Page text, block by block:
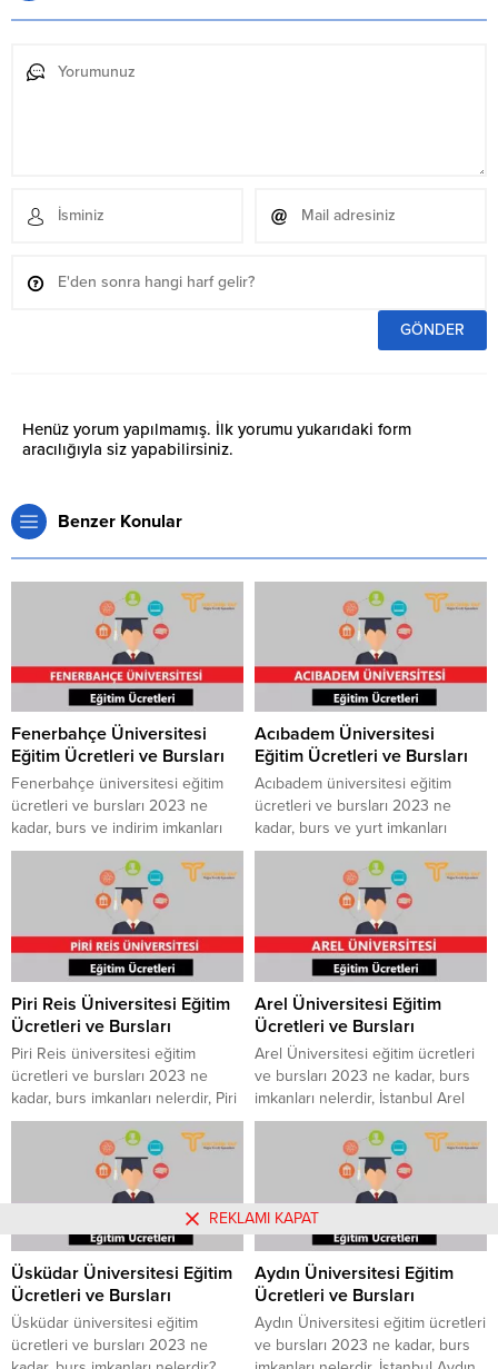
Henüz yorum yapılmamış. İlk yorumu yukarıdaki form
aracılığıyla siz yapabilirsiniz.
Benzer Konular
Fenerbahçe Üniversitesi
Eğitim Ücretleri ve Bursları
Fenerbahçe üniversitesi eğitim
ücretleri ve bursları 2023 ne
kadar, burs ve indirim imkanları
nelerdir, Fenerbahçe
üniversitesinde yer alan bölümler
nelerdir gibi merak edilen konular
hakkında sizlere bu yazımızda en
güncel bilgileri verdik. OSTİM
Teknik Üniversitesi Eğitim
Ücretleri ve Bursları Fenerbahçe
Üniversitesi Eğitim Ücretleri ve
Bursları Tercihiniyap Forum
Tekrar Aktif Tıklayın...
Acıbadem Üniversitesi
Eğitim Ücretleri ve Bursları
Acıbadem üniversitesi eğitim
ücretleri ve bursları 2023 ne
kadar, burs ve yurt imkanları
nelerdir, Acıbadem
üniversitesinde yer alan bölümler
nelerdir, ön lisans ve lisans kayıt
ücreti ne kadardır gibi merak
edilen konular hakkında sizlere
bu yazımızda en güncel bilgileri
verdik. Alanya HEP Üniversitesi
Eğitim Ücretleri ve Bursları
Acıbadem Üniversitesi Eğitim...
Piri Reis Üniversitesi Eğitim
Ücretleri ve Bursları
Piri Reis üniversitesi eğitim
ücretleri ve bursları 2023 ne
kadar, burs imkanları nelerdir, Piri
Reis üniversitesi denizcilik
fakültesi indirimi, ön lisans ve
lisans kayıt ücreti nelerdir gibi
merak edilen konular hakkında
sizlere bu yazımızda en güncel
bilgileri verdik. Nişantaşı
Üniversitesi Eğitim Ücretleri ve
Bursları Piri Reis Üniversitesi
Eğitim Ücretleri ve...
Arel Üniversitesi Eğitim
Ücretleri ve Bursları
Arel Üniversitesi eğitim ücretleri
ve bursları 2023 ne kadar, burs
imkanları nelerdir, İstanbul Arel
Üniversitesi Yurt ücretleri, ön
lisans ve lisans kayıt ücreti ne
kadardır gibi merak edilen
konular hakkında sizlere bu
yazımızda en güncel bilgileri
verdik. Bilkent Üniversitesi Eğitim
Ücretleri ve Bursları Arel
Üniversitesi Eğitim Ücretleri ve
Bursları Tercihiniyap...
Üsküdar Üniversitesi Eğitim
Ücretleri ve Bursları
Üsküdar üniversitesi eğitim
ücretleri ve bursları 2023 ne
Aydın Üniversitesi Eğitim
Ücretleri ve Bursları
Aydın Üniversitesi eğitim ücretleri
ve bursları 2023 ne kadar, burs
REKLAMI KAPAT